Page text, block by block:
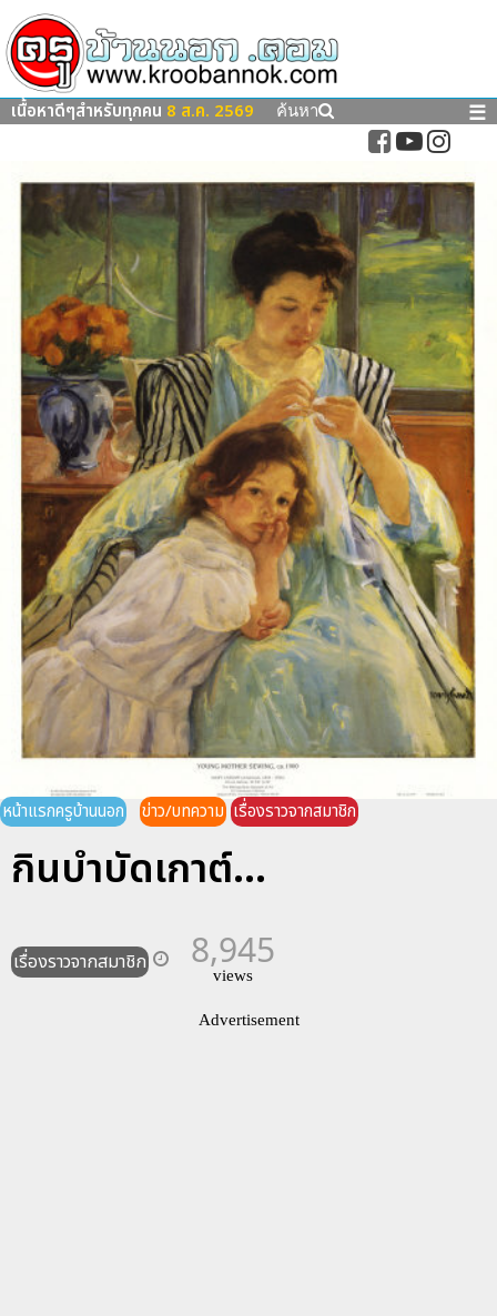
เนื้อหาดีๆสำหรับทุกคน 8 ส.ค. 2569 ค้นหา ☰
หน้าแรกครูบ้านนอก ข่าว/บทความ เรื่องราวจากสมาชิก
กินบำบัดเกาต์...
เรื่องราวจากสมาชิก 8,945
views
Advertisement